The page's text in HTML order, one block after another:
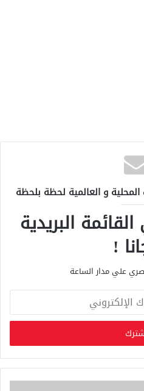
و العالمية لحظة بلحظة
البريدية
!